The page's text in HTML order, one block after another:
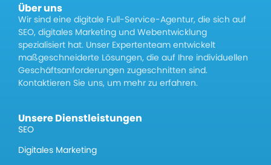
Über uns
Wir sind eine digitale Full-Service-Agentur, die sich auf
SEO, digitales Marketing und Webentwicklung
spezialisiert hat. Unser Expertenteam entwickelt
maßgeschneiderte Lösungen, die auf Ihre individuellen
Geschäftsanforderungen zugeschnitten sind.
Kontaktieren Sie uns, um mehr zu erfahren.
Unsere Dienstleistungen
SEO
Digitales Marketing